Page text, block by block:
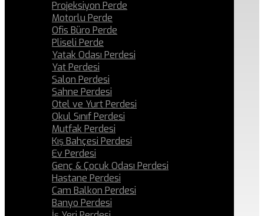
Projeksiyon Perde
Motorlu Perde
Ofis Büro Perde
Pliseli Perde
Yatak Odası Perdesi
Yat Perdesi
Salon Perdesi
Sahne Perdesi
Otel ve Yurt Perdesi
Okul Sınıf Perdesi
Mutfak Perdesi
Kış Bahçesi Perdesi
Ev Perdesi
Genç & Çocuk Odası Perdesi
Hastane Perdesi
Cam Balkon Perdesi
Banyo Perdesi